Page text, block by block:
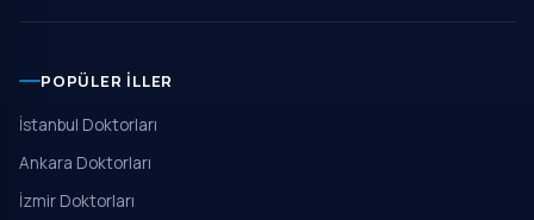
POPÜLER İLLER
İstanbul Doktorları
Ankara Doktorları
İzmir Doktorları